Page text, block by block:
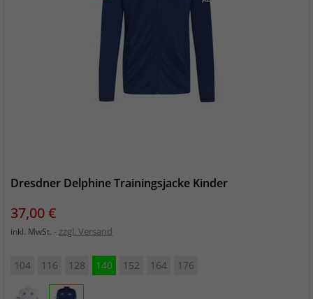
Dresdner Delphine Trainingsjacke Kinder
Preis
37,00 €
inkl. MwSt. zzgl. Versand
104 116 128 140 152 164 176